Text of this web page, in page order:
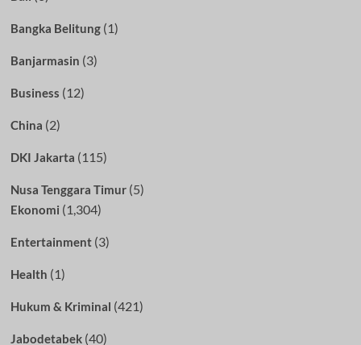
Bangka Belitung(1)
Banjarmasin (3)
Business (12)
China (2)
DKI Jakarta (115)
Nusa Tenggara Timur(5)
Ekonomi (1,304)
Entertainment(3)
Health (1)
Hukum & Kriminal (421)
Jabodetabek(40)